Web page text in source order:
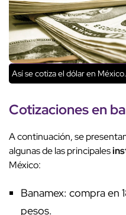
Así se cotiza el dólar en México.
Cotizaciones en
A continuación, se
algunas de las principales
México:
Banamex: compra en
pesos.